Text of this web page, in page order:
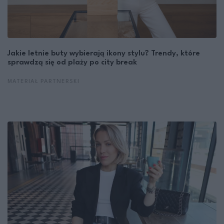
Jakie letnie buty wybierają ikony stylu? Trendy, które
sprawdzą się od plaży po city break